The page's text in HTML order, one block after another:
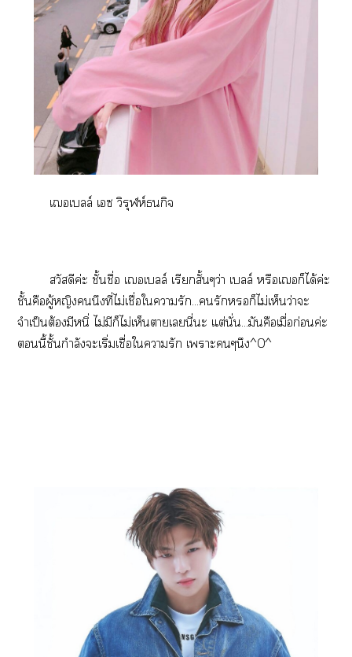
เเบลล์ เซ วิรุฬห์ธนกิจ
สวัสดีค่ะ ชั้นชื่อ เเบลล์ เรียกสั้นๆว่า เบลล์ หรือเก็ได้ค่ะ
ชั้นคือผู้หญิงนึงที่ไม่เชื่อใารัก...รักหรอก็ไม่เห็นว่าะ
จำเป็นต้องมีหนิ่ ไม่มีก็ไม่เห็นาเนี่ะ แต่นั่น...มันคือเมื่อก่อนค่ะ
นี้ชั้นกำลังะเริ่มเชื่อใารัก เาะๆนึง^0^